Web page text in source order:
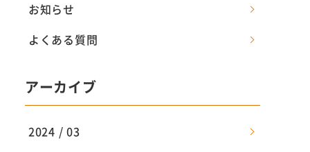
お知らせ
よくある質問
アーカイブ
2024 / 03